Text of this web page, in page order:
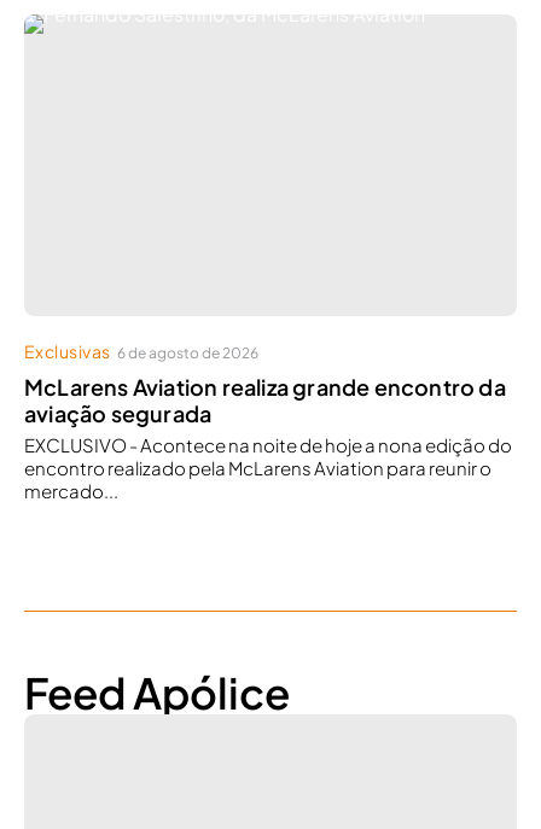
Exclusivas 6 de agosto de 2026
McLarens Aviation realiza grande encontro da
aviação segurada
EXCLUSIVO - Acontece na noite de hoje a nona edição do
encontro realizado pela McLarens Aviation para reunir o
mercado...
Feed Apólice